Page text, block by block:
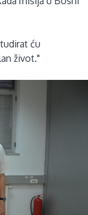
ću
život."